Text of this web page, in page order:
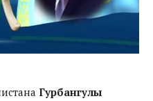
Гурбангулы